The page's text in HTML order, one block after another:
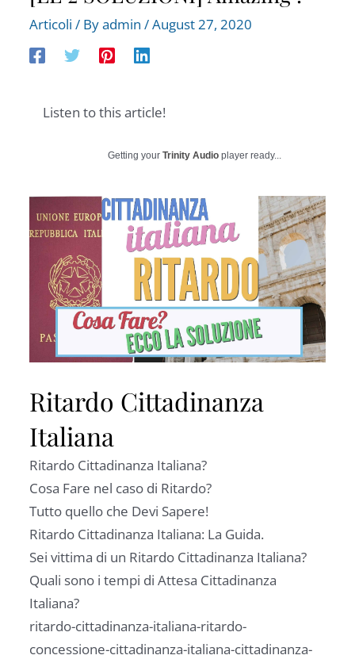
Articoli / Byadmin /August 27, 2020
Listen to this article!
Getting your Trinity Audio player ready...
Ritardo Cittadinanza
Italiana
Ritardo Cittadinanza Italiana?
Cosa Fare nel caso di Ritardo?
Tutto quello che Devi Sapere!
Ritardo Cittadinanza Italiana: La Guida.
Sei vittima di un Ritardo Cittadinanza Italiana?
Quali sono i tempi di Attesa Cittadinanza
Italiana?
ritardo-cittadinanza-italiana-ritardo-
concessione-cittadinanza-italiana-cittadinanza-